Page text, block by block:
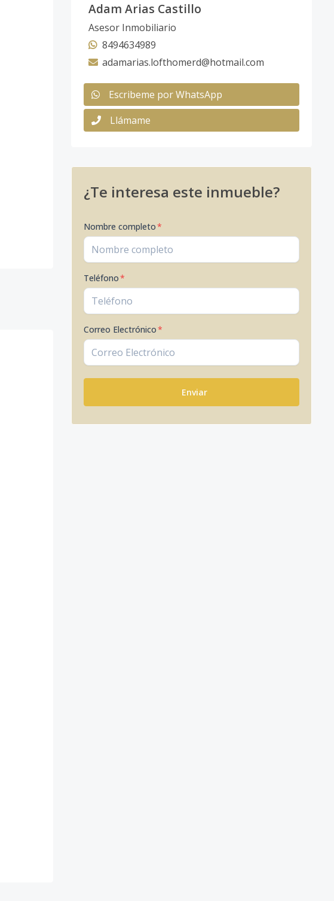
Adam Arias Castillo
Asesor Inmobiliario
8494634989
adamarias.lofthomerd@hotmail.com
Escribeme por WhatsApp
Llámame
¿Te interesa este inmueble?
Nombre completo*
Teléfono*
Correo Electrónico*
Enviar